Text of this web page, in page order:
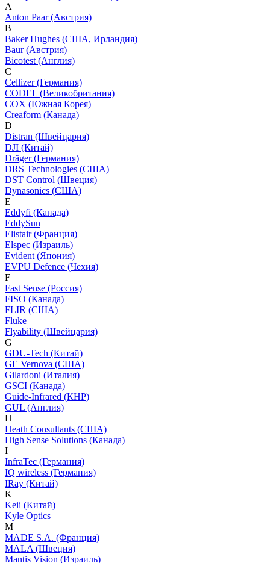
A
Anton Paar (Австрия)
B
Baker Hughes (США, Ирландия)
Baur (Австрия)
Bicotest (Англия)
C
Cellizer (Германия)
CODEL (Великобритания)
COX (Южная Корея)
Creaform (Канада)
D
Distran (Швейцария)
DJI (Китай)
Dräger (Германия)
DRS Technologies (США)
DST Control (Швеция)
Dynasonics (США)
E
Eddyfi (Канада)
EddySun
Elistair (Франция)
Elspec (Израиль)
Evident (Япония)
EVPU Defence (Чехия)
F
Fast Sense (Россия)
FISO (Канада)
FLIR (США)
Fluke
Flyability (Швейцария)
G
GDU-Tech (Китай)
GE Vernova (США)
Gilardoni (Италия)
GSCI (Канада)
Guide-Infrared (КНР)
GUL (Англия)
H
Heath Consultants (США)
High Sense Solutions (Канада)
I
InfraTec (Германия)
IQ wireless (Германия)
IRay (Китай)
K
Keii (Китай)
Kyle Optics
M
MADE S.A. (Франция)
MALA (Швеция)
Mantis Vision (Израиль)